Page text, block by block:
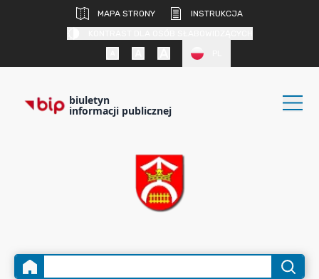
MAPA STRONY
INSTRUKCJA
biuletyn
informacji publicznej